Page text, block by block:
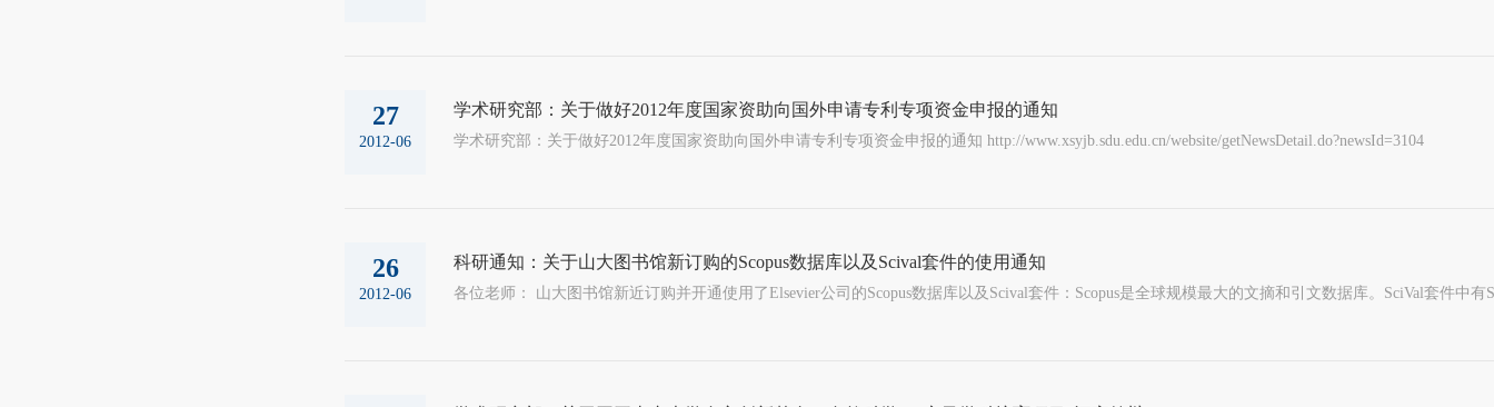
27
2012-06
学术研究部：关于做好2012年度国家资助向国外申请专利专项资金申报的通知
学术研究部：关于做好2012年度国家资助向国外申请专利专项资金申报的通知 http://www.xsyjb.sdu.edu.cn/website/getNewsDetail.do?newsId=3104
26
2012-06
科研通知：关于山大图书馆新订购的Scopus数据库以及Scival套件的使用通知